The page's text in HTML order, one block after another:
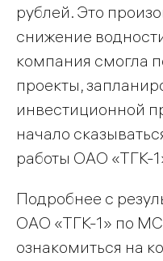
рублей. Это
снижение
компания смогла
проекты,
инвестиционной
начало
работы ОАО «ТГК-
Подробнее с
ОАО «ТГК-1» по
ознакомиться на